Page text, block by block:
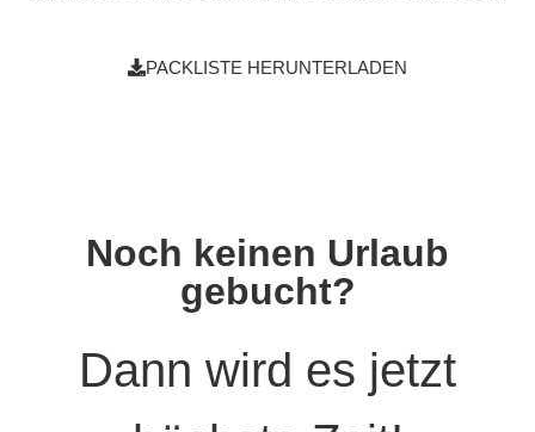
PACKLISTE HERUNTERLADEN
Noch keinen Urlaub
gebucht?
Dann wird es jetzt